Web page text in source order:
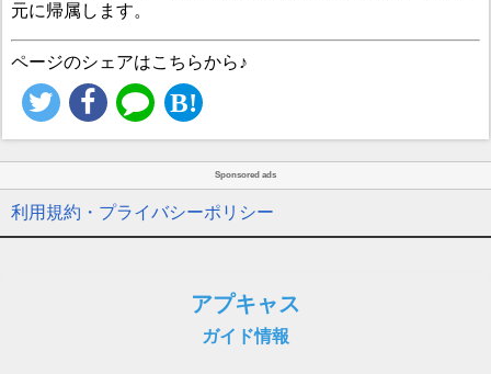
元に帰属します。
ページのシェアはこちらから♪
Sponsored ads
利用規約・プライバシーポリシー
アプキャス
ガイド情報